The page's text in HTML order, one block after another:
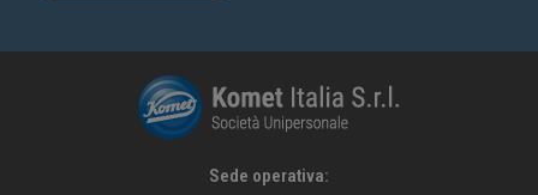
Sede operativa: